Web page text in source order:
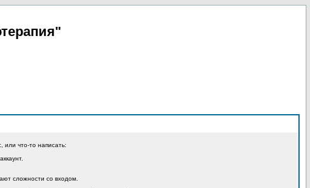
или что-то написать:
сложности со входом.